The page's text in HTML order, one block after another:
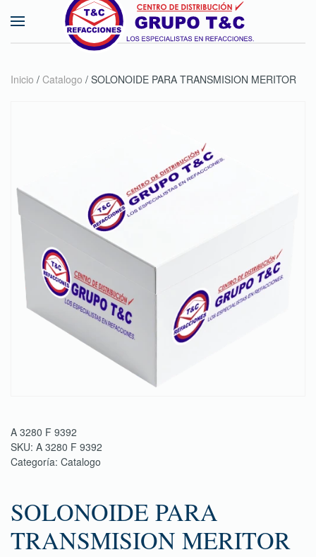
Skip to main content
Inicio / Catalogo / SOLONOIDE PARA TRANSMISION MERITOR
A 3280 F 9392
SKU: A 3280 F 9392
Categoría: Catalogo
SOLONOIDE PARA
TRANSMISION MERITOR